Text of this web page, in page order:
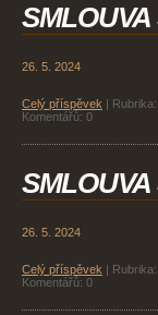
26. 5. 2024
Celý příspěvek Rubrika:
Komentářů: 0
26. 5. 2024
Celý příspěvek Rubrika:
Komentářů: 0